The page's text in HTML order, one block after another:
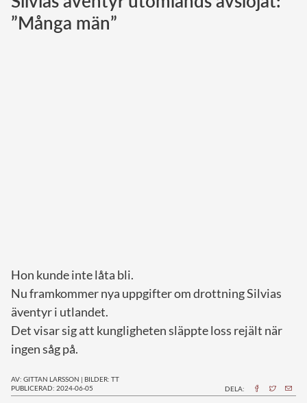
Norska kungahuset
”Många män”
Hon kunde inte låta bli.
Nu framkommer nya uppgifter om drottning Silvias
äventyr i utlandet.
Det visar sig att kungligheten släppte loss rejält när
ingen såg på.
AV: GITTAN LARSSON | BILDER: TT
PUBLICERAD: 2024-06-05
DELA: